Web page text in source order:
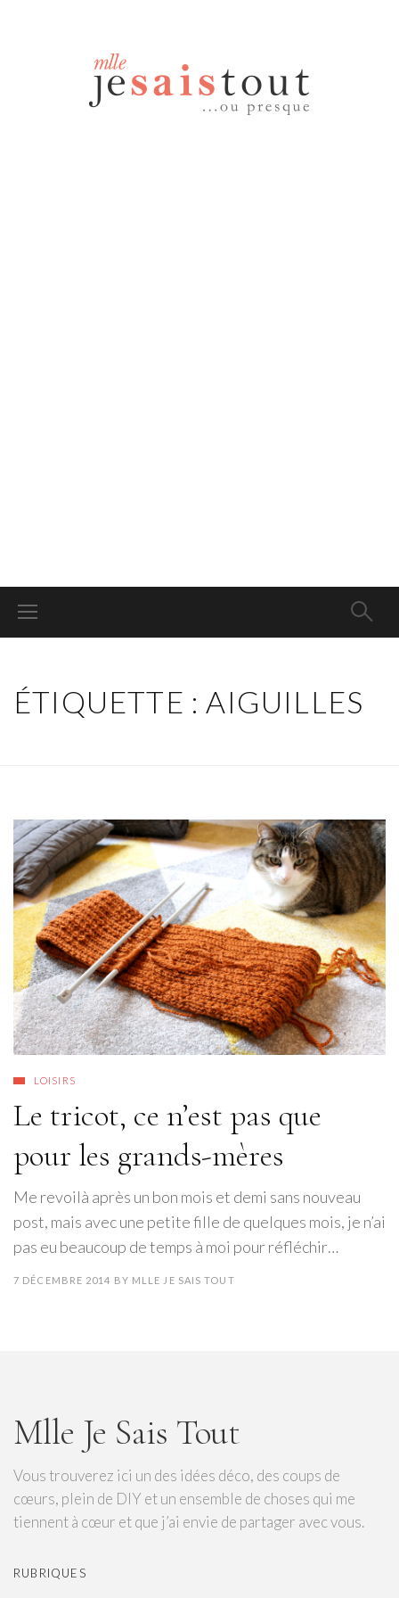
ÉTIQUETTE : AIGUILLES
LOISIRS
Le tricot, ce n’est pas que
pour les grands-mères
Me revoilà après un bon mois et demi sans nouveau
post, mais avec une petite fille de quelques mois, je n’ai
pas eu beaucoup de temps à moi pour réfléchir…
7 DÉCEMBRE 2014 BY MLLE JE SAIS TOUT
Mlle Je Sais Tout
Vous trouverez ici un des idées déco, des coups de
cœurs, plein de DIY et un ensemble de choses qui me
tiennent à cœur et que j’ai envie de partager avec vous.
RUBRIQUES